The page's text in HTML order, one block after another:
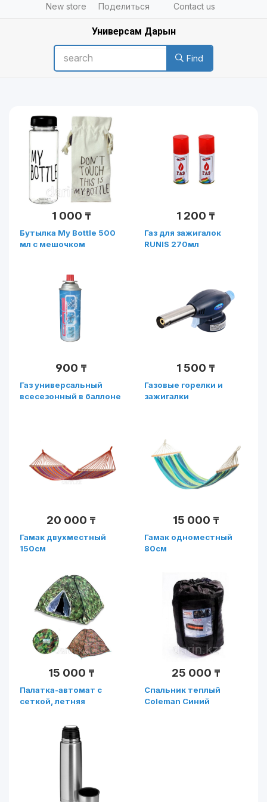
New store Поделиться Contact us
Универсам Дарын
Find
1 000 ₸
Бутылка My Bottle 500
мл с мешочком
1 200 ₸
Газ для зажигалок
RUNIS 270мл
900 ₸
Газ универсальный
всесезонный в баллоне
1 500 ₸
Газовые горелки и
зажигалки
20 000 ₸
Гамак двухместный
150см
15 000 ₸
Гамак одноместный
80см
15 000 ₸
Палатка-автомат с
сеткой, летняя
25 000 ₸
Спальник теплый
Coleman Синий